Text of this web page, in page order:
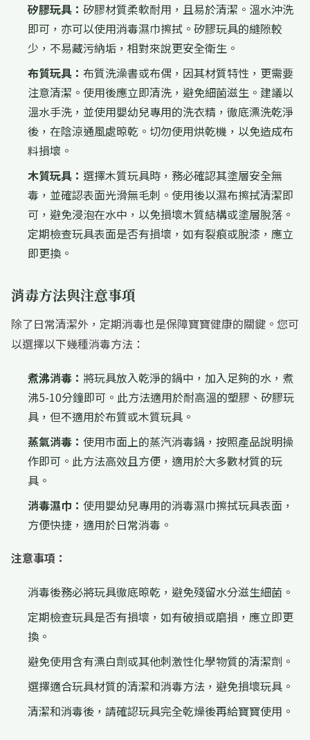
矽膠玩具： 矽膠材質柔軟耐用，且易於清潔。溫水沖洗
即可，亦可以使用消毒濕巾擦拭。矽膠玩具的縫隙較
少，不易藏污納垢，相對來說更安全衛生。
布質玩具： 布質洗澡書或布偶，因其材質特性，更需要
注意清潔。使用後應立即清洗，避免細菌滋生。建議以
溫水手洗，並使用嬰幼兒專用的洗衣精，徹底漂洗乾淨
後，在陰涼通風處晾乾。切勿使用烘乾機，以免造成布
料損壞。
木質玩具： 選擇木質玩具時，務必確認其塗層安全無
毒，並確認表面光滑無毛刺。使用後以濕布擦拭清潔即
可，避免浸泡在水中，以免損壞木質結構或塗層脫落。
定期檢查玩具表面是否有損壞，如有裂痕或脫漆，應立
即更換。
消毒方法與注意事項
除了日常清潔外，定期消毒也是保障寶寶健康的關鍵。您可
以選擇以下幾種消毒方法：
煮沸消毒： 將玩具放入乾淨的鍋中，加入足夠的水，煮
沸5-10分鐘即可。此方法適用於耐高溫的塑膠、矽膠玩
具，但不適用於布質或木質玩具。
蒸氣消毒： 使用市面上的蒸汽消毒鍋，按照產品說明操
作即可。此方法高效且方便，適用於大多數材質的玩
具。
消毒濕巾： 使用嬰幼兒專用的消毒濕巾擦拭玩具表面，
方便快捷，適用於日常消毒。
注意事項：
消毒後務必將玩具徹底晾乾，避免殘留水分滋生細菌。
定期檢查玩具是否有損壞，如有破損或磨損，應立即更
換。
避免使用含有漂白劑或其他刺激性化學物質的清潔劑。
選擇適合玩具材質的清潔和消毒方法，避免損壞玩具。
清潔和消毒後，請確認玩具完全乾燥後再給寶寶使用。